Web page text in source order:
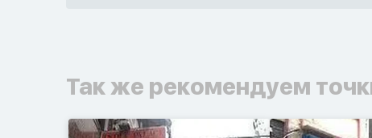
Так же рекомендуем